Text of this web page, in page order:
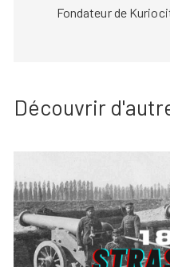
Fondateur de
Découvrir